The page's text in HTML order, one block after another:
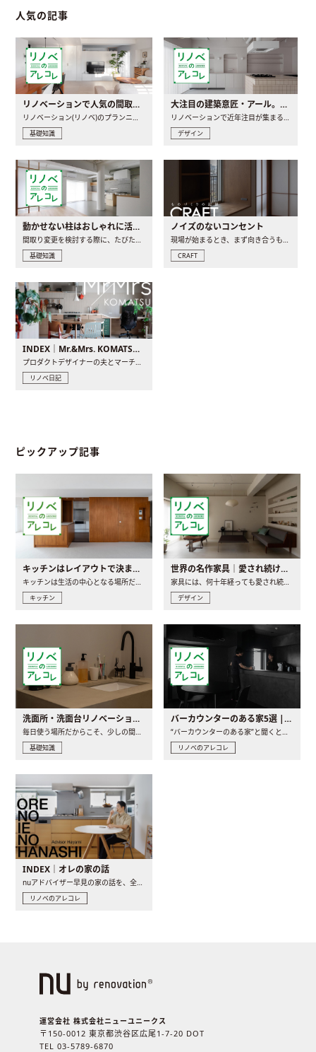
人気の記事
リノベーションで人気の間取りとは？トレンドの間取りと実例を徹底解説
リノベーション(リノベ)のプランニングで一番最初に決めるのは..
基礎知識
大注目の建築意匠・アール。人気の理由と空間に取り入れるポイント
リノベーションで近年注目が集まる建築意匠の一つであるアール..
デザイン
動かせない柱はおしゃれに活用！柱を魅せるリノベーション(リノベ)4選
間取り変更を検討する際に、たびたび皆さんの頭を悩ませる動か..
基礎知識
ノイズのないコンセント
現場が始まるとき、まず向き合うものの一つがコンセントです..
CRAFT
INDEX｜Mr.&Mrs. KOMATSU renovation diary
プロダクトデザイナーの夫とマーチャンダイザーの妻が、夫婦で..
リノベ日記
ピックアップ記事
キッチンはレイアウトで決まる。後悔しないための考え方と選び方
キッチン
世界の名作家具｜愛され続ける理由と一生モノとの出会い方
デザイン
洗面所・洗面台リノベーションの事例と間取りアイデア
毎日使う場所だからこそ、少しの間取りの工夫や素材の選び方で..
基礎知識
バーカウンターのある家5選 | 日常に馴染む“距離の近い”キッチンとは
“バーカウンターのある家”と聞くと、少し特別な、大人のための..
リノベのアレコレ
INDEX｜オレの家の話
リノベのアレコレ
運営会社 株式会社ニューユニークス
〒150-0012 東京都渋谷区広尾1-7-20 DOT
TEL 03-5789-6870